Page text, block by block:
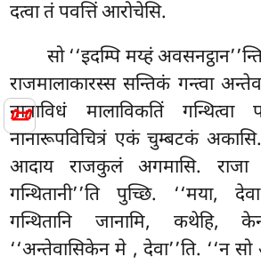
📜
दत्वा तं पवत्तिं आरोचेसि.
सो ‘‘इदम्पि मय्हं
राजमालाकारस्स सन्तिकं गन्त्वा
नानाविधं मालाविकतिं गन्थित्वा
नानारूपविचित्रं एकं चुम्बटकं
आदाय राजकुलं अगमासि. राजा
गन्थितानी’’ति पुच्छि. ‘‘मया,
गन्थितानि जानामि, कथेहि, केन
‘‘अन्तेवासिकेन मे , देवा’’ति. ‘‘न